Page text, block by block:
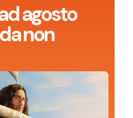
agosto
non